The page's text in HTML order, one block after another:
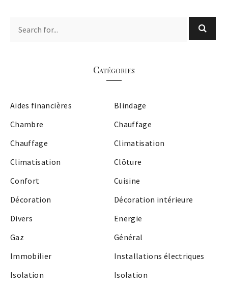
Catégories
Aides financières
Blindage
Chambre
Chauffage
Chauffage
Climatisation
Climatisation
Clôture
Confort
Cuisine
Décoration
Décoration intérieure
Divers
Energie
Gaz
Général
Immobilier
Installations électriques
Isolation
Isolation